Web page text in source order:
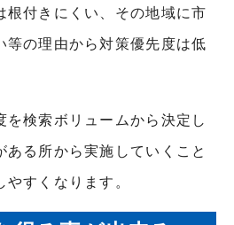
根付きにくい、その地域に市
等の理由から対策優先度は低
を検索ボリュームから決定し
ある所から実施していくこと
すくなります。